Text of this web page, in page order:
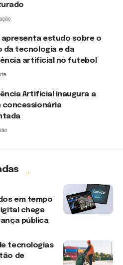
apresenta estudo sobre o
da tecnologia e da
artificial no futebol
Artificial inaugura a
concessionária
em tempo
chega
pública
tecnologias
de